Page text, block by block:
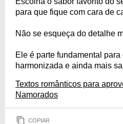
para que fique com cara de
Não se esqueça do detalhe
Ele é parte fundamental
harmonizada e ainda mais
Textos românticos para
Namorados
COPIAR